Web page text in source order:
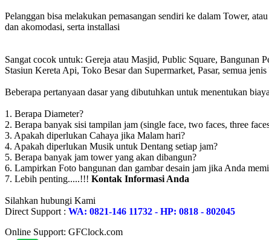
Pelanggan bisa melakukan pemasangan sendiri ke dalam Tower,
dan akomodasi, serta installasi
Sangat cocok untuk: Gereja atau Masjid, Public Square, Bangunan
Stasiun Kereta Api, Toko Besar dan Supermarket, Pasar, semua
Beberapa pertanyaan dasar yang dibutuhkan untuk menentukan
1. Berapa Diameter?
2. Berapa banyak sisi tampilan jam (single face, two faces, three
3. Apakah diperlukan Cahaya jika Malam hari?
4. Apakah diperlukan Musik untuk Dentang setiap jam?
5. Berapa banyak jam tower yang akan dibangun?
6. Lampirkan Foto bangunan dan gambar desain jam jika Anda
7. Lebih penting.....!!! Kontak Informasi Anda
Silahkan hubungi Kami
Direct Support : WA: 0821-146 11732 - HP: 0818 - 802045
Online Support: GFClock.com